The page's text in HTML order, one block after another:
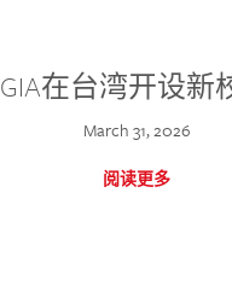
GIA在台湾开设新
March 31, 2026
阅读更多